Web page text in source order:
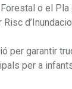
o el Pla
per garantir
per a